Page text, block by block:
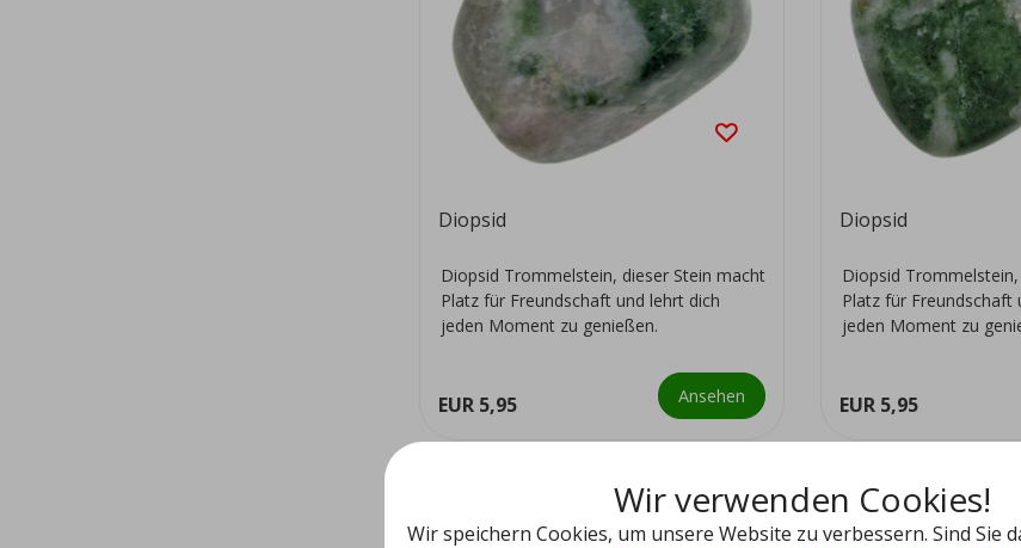
Diopsid
Diopsid Trommelstein, dieser Stein macht
Platz für Freundschaft und lehrt dich
jeden Moment zu genießen.
EUR 5,95 Ansehen
Diopsid
Diopsid
Platz für Freundschaft
jeden Moment zu
EUR 5,95
Wir verwenden Cookies!
Wir speichern Cookies, um unsere Website zu verbessern. Sind Sie